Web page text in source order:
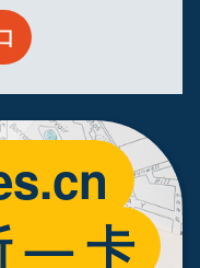
— 卡